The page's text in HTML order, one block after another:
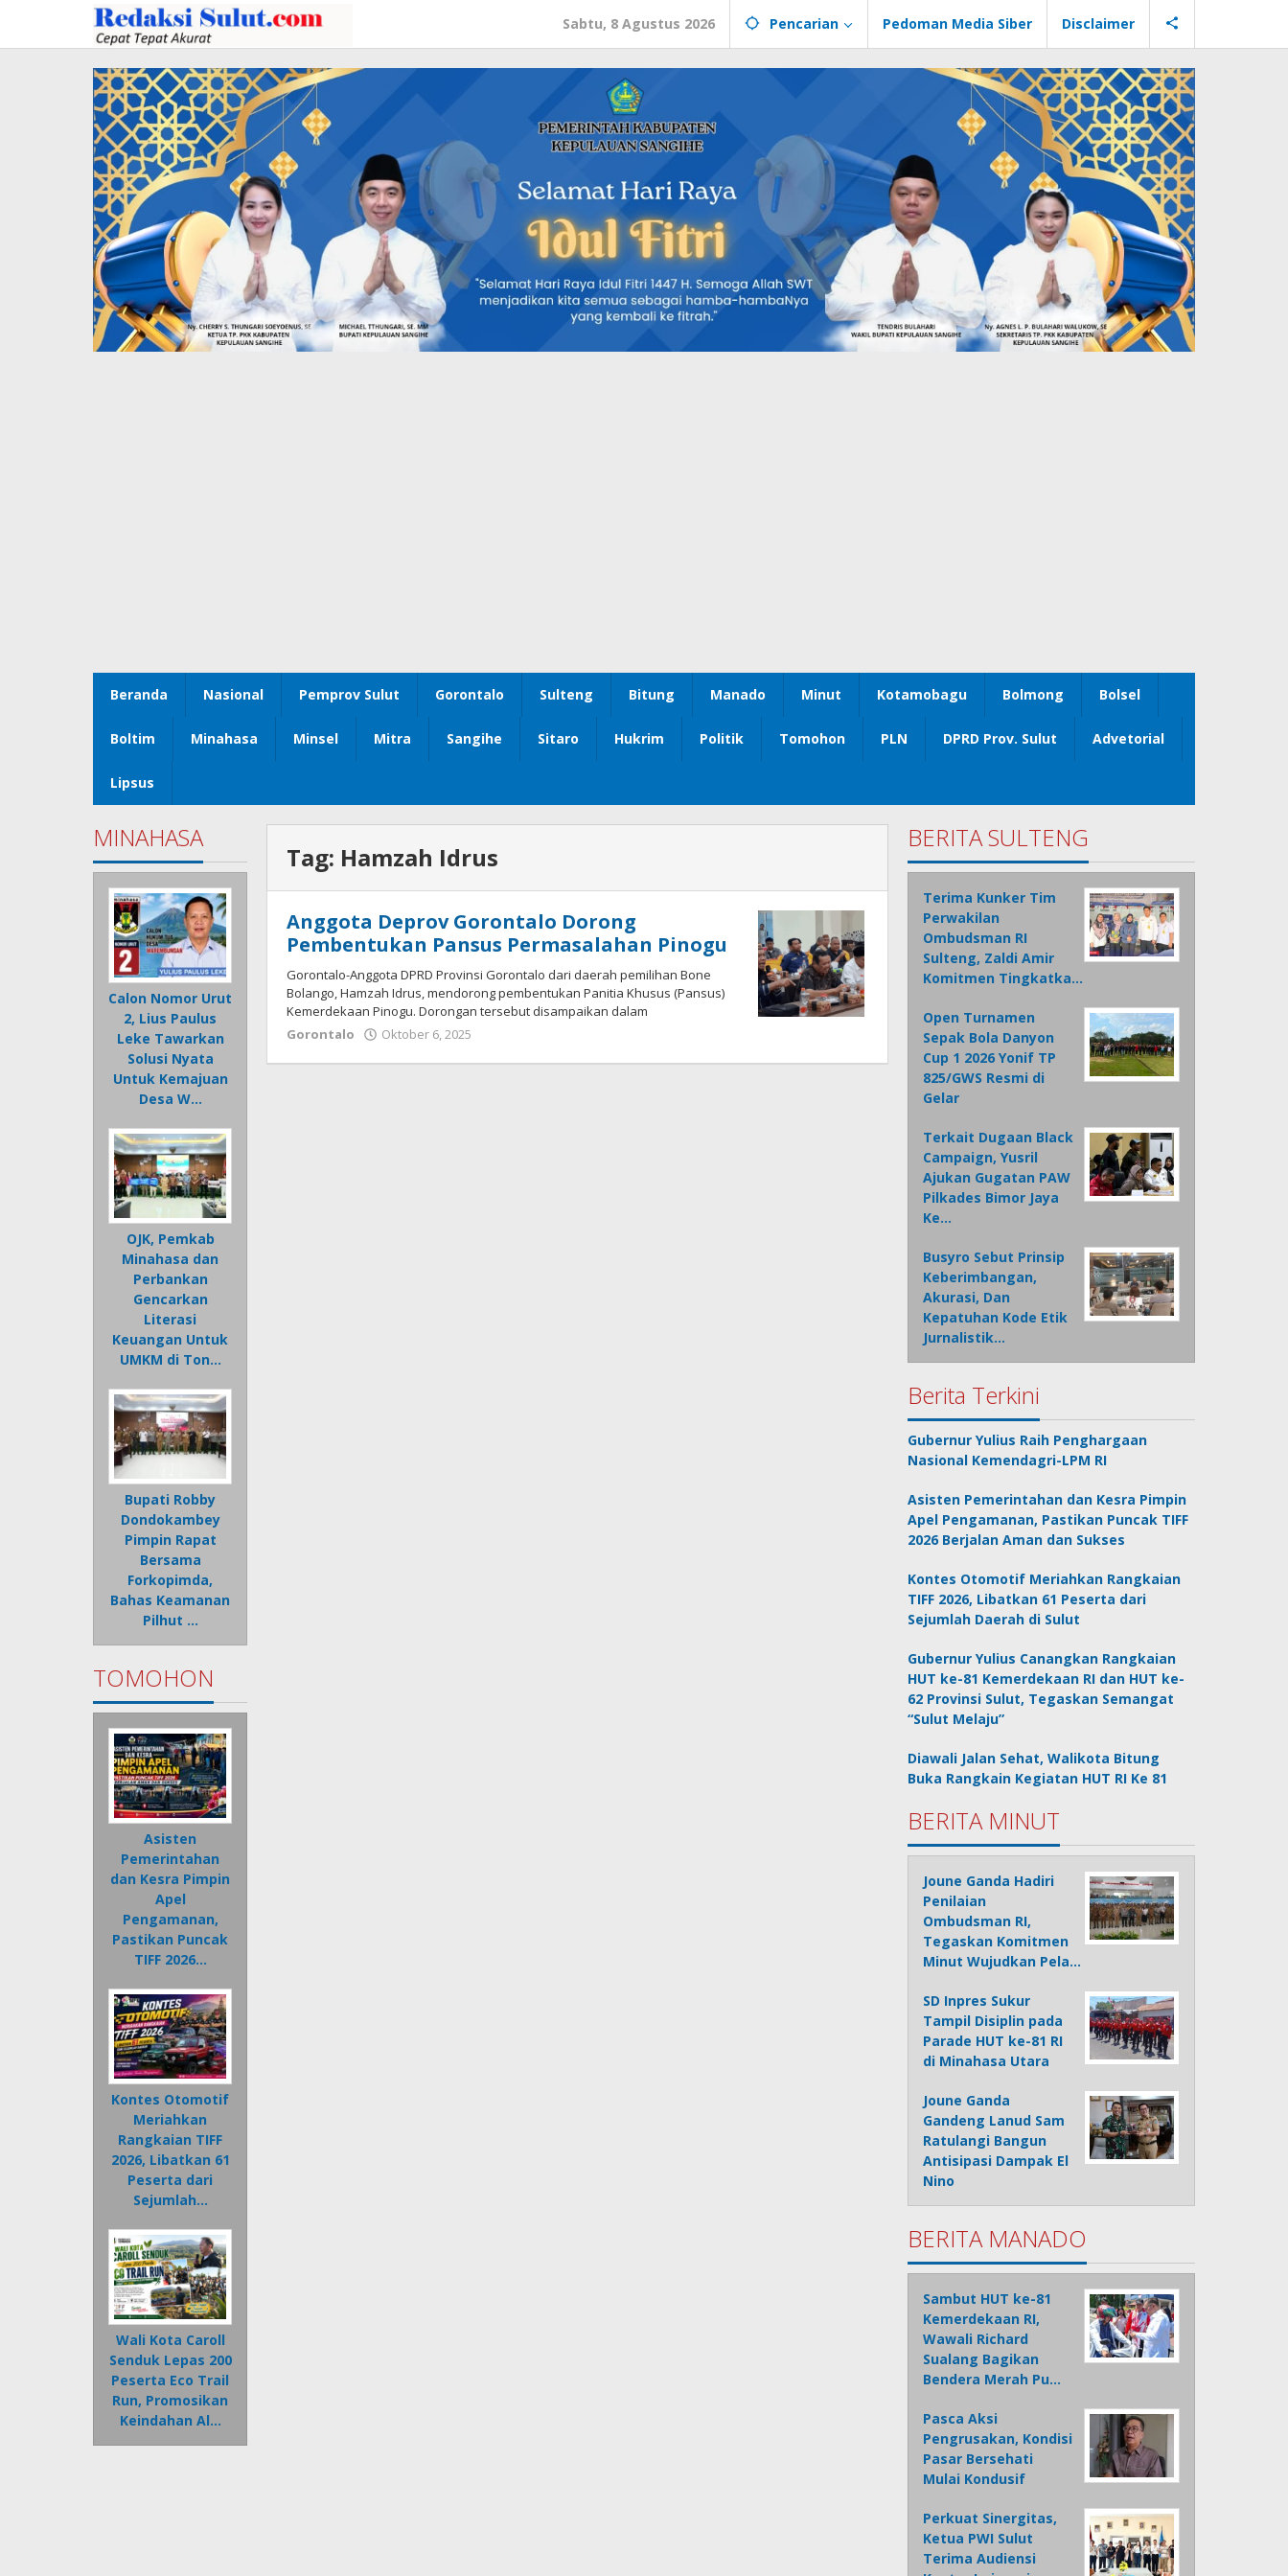
konten
Sabtu, 8 Agustus 2026 Pencarian Pedoman Media Siber Disclaimer
Beranda Nasional Pemprov Sulut Gorontalo Sulteng Bitung Manado Minut Kotamobagu Bolmong Bolsel
Boltim Minahasa Minsel Mitra Sangihe Sitaro Hukrim Politik Tomohon PLN DPRD Prov. Sulut Advetorial
Lipsus
MINAHASA
Calon Nomor Urut
2, Lius Paulus
Leke Tawarkan
Solusi Nyata
Untuk Kemajuan
Desa W…
OJK, Pemkab
Minahasa dan
Perbankan
Gencarkan
Literasi
Keuangan Untuk
UMKM di Ton…
Bupati Robby
Dondokambey
Pimpin Rapat
Bersama
Forkopimda,
Bahas Keamanan
Pilhut …
TOMOHON
Asisten
Pemerintahan
dan Kesra Pimpin
Apel
Pengamanan,
Pastikan Puncak
TIFF 2026…
Kontes Otomotif
Meriahkan
Rangkaian TIFF
2026, Libatkan 61
Peserta dari
Sejumlah…
Wali Kota Caroll
Senduk Lepas 200
Peserta Eco Trail
Run, Promosikan
Keindahan Al…
Tag: Hamzah Idrus
Anggota Deprov Gorontalo Dorong
Pembentukan Pansus Permasalahan Pinogu
Gorontalo-Anggota DPRD Provinsi Gorontalo dari daerah pemilihan Bone
Bolango, Hamzah Idrus, mendorong pembentukan Panitia Khusus (Pansus)
Kemerdekaan Pinogu. Dorongan tersebut disampaikan dalam
Gorontalo
Oktober 6, 2025
BERITA SULTENG
Terima Kunker Tim
Perwakilan
Ombudsman RI
Sulteng, Zaldi Amir
Komitmen Tingkatka…
Open Turnamen
Sepak Bola Danyon
Cup 1 2026 Yonif TP
825/GWS Resmi di
Gelar
Terkait Dugaan Black
Campaign, Yusril
Ajukan Gugatan PAW
Pilkades Bimor Jaya
Ke…
Busyro Sebut Prinsip
Keberimbangan,
Akurasi, Dan
Kepatuhan Kode Etik
Jurnalistik…
Berita Terkini
Gubernur Yulius Raih Penghargaan
Nasional Kemendagri-LPM RI
Asisten Pemerintahan dan Kesra Pimpin
Apel Pengamanan, Pastikan Puncak TIFF
2026 Berjalan Aman dan Sukses
Kontes Otomotif Meriahkan Rangkaian
TIFF 2026, Libatkan 61 Peserta dari
Sejumlah Daerah di Sulut
Gubernur Yulius Canangkan Rangkaian
HUT ke-81 Kemerdekaan RI dan HUT ke-
62 Provinsi Sulut, Tegaskan Semangat
“Sulut Melaju”
Diawali Jalan Sehat, Walikota Bitung
Buka Rangkain Kegiatan HUT RI Ke 81
BERITA MINUT
Joune Ganda Hadiri
Penilaian
Ombudsman RI,
Tegaskan Komitmen
Minut Wujudkan Pela…
SD Inpres Sukur
Tampil Disiplin pada
Parade HUT ke-81 RI
di Minahasa Utara
Joune Ganda
Gandeng Lanud Sam
Ratulangi Bangun
Antisipasi Dampak El
Nino
BERITA MANADO
Sambut HUT ke-81
Kemerdekaan RI,
Wawali Richard
Sualang Bagikan
Bendera Merah Pu…
Pasca Aksi
Pengrusakan, Kondisi
Pasar Bersehati
Mulai Kondusif
Perkuat Sinergitas,
Ketua PWI Sulut
Terima Audiensi